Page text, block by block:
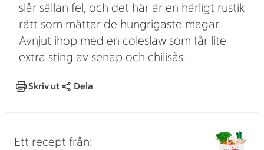
slår sällan fel, och det här är en härligt rustik
rätt som mättar de hungrigaste magar.
Avnjut ihop med en coleslaw som får lite
extra sting av senap och chilisås.
Skriv ut Dela
Ett recept från: